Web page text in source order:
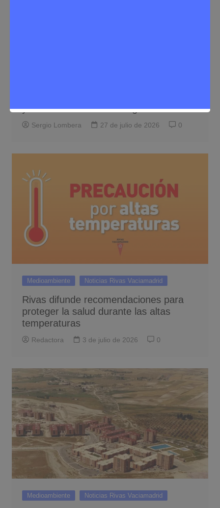
y cómo disfrutarlo con seguridad
Sergio Lombera 27 de julio de 2026 0
Medioambiente Noticias Rivas Vaciamadrid
Rivas difunde recomendaciones para
proteger la salud durante las altas
temperaturas
Redactora 3 de julio de 2026 0
Medioambiente Noticias Rivas Vaciamadrid